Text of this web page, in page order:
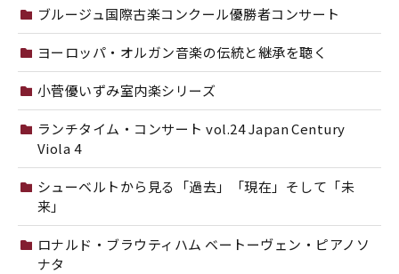
ブルージュ国際古楽コンクール優勝者コンサート
ヨーロッパ・オルガン音楽の伝統と継承を聴く
小菅優いずみ室内楽シリーズ
ランチタイム・コンサート vol.24 Japan Century
Viola 4
シューベルトから見る「過去」「現在」そして「未
来」
ロナルド・ブラウティハム ベートーヴェン・ピアノソ
ナタ